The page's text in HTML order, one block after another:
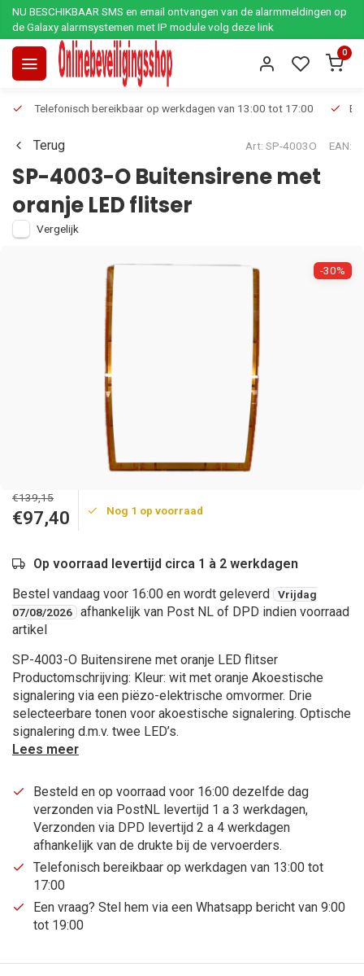
NU BESCHIKBAAR SMS en email ontvangen van de alarmmeldingen op
de Galaxy alarmsystemen met IP module volg deze link
0
Telefonisch bereikbaar op werkdagen van 13:00 tot 17:00
Terug Art: SP-4003O EAN:
SP-4003-O Buitensirene met
oranje LED flitser
Vergelijk
-30%
€139,15
€97,40 Nog 1 op voorraad
Op voorraad levertijd circa 1 à 2 werkdagen
Bestel vandaag voor 16:00 en wordt geleverd
Vrijdag
07/08/2026
afhankelijk van Post NL of DPD indien voorraad
artikel
SP-4003-O Buitensirene met oranje LED flitser
Productomschrijving: Kleur: wit met oranje Akoestische
signalering via een piëzo-elektrische omvormer. Drie
selecteerbare tonen voor akoestische signalering. Optische
signalering d.m.v. twee LED’s.
Lees meer
Besteld en op voorraad voor 16:00 dezelfde dag
verzonden via PostNL levertijd 1 a 3 werkdagen,
Verzonden via DPD levertijd 2 a 4 werkdagen
afhankelijk van de drukte bij de vervoerders.
Telefonisch bereikbaar op werkdagen van 13:00 tot
17:00
Een vraag? Stel hem via een Whatsapp bericht van 9:00
tot 19:00